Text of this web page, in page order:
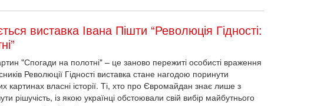
виставка Івана Пішти “Революція Гідності:
"Спогади на полотні" – це заново пережиті особисті враження
Революції Гідності виставка стане нагодою поринути
картинах власні історії. Ті, хто про Євромайдан знає лише з
рішучість, із якою українці обстоювали свій вибір майбутнього